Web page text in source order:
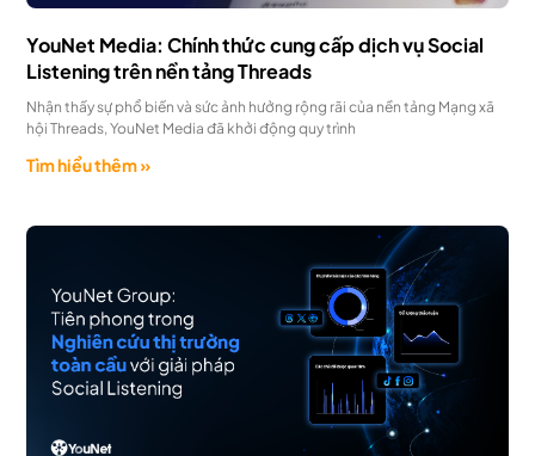
YouNet Media: Chính thức cung cấp dịch vụ Social
Listening trên nền tảng Threads
Nhận thấy sự phổ biến và sức ảnh hưởng rộng rãi của nền tảng Mạng xã
hội Threads, YouNet Media đã khởi động quy trình
Tìm hiểu thêm »